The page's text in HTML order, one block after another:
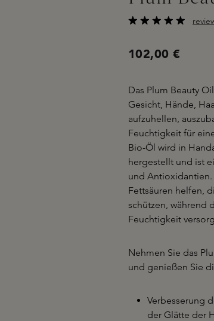
102,00 €
Das Plum Beauty
Gesicht, Hände,
aufzuhellen,
Feuchtigkeit für
Bio-Öl wird in
hergestellt und ist
und Antioxidantien.
Fettsäuren helfen,
schützen, während
Feuchtigkeit
Nehmen Sie das
und genießen Sie
Verbesserung
der Glätte der